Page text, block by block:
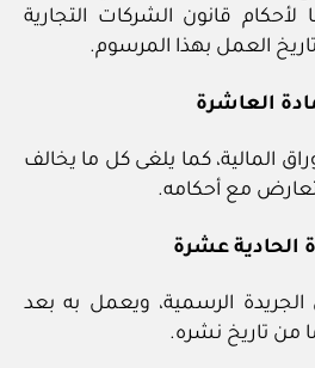
قانون الشركات التجارية
العمل بهذا المرسوم.
العاشرة
المالية، كما يلغى كل ما يخالف
مع أحكامه.
الحادية عشرة
الرسمية، ويعمل به بعد